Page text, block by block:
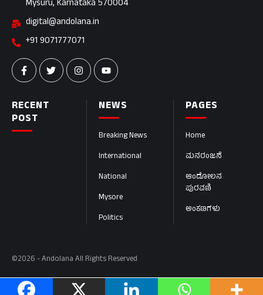
PAGES
Home
ಮನರಂಜನೆ
ಆಂದೋಲನ
ಪುರವಣಿ
ಅಂಕಣಗಳು
NEWS
Breaking News
International
National
Mysore
Politics
RECENT
POST
Mysuru, Karnataka 570004
digital@andolana.in
+91 9071777071
©2026 - Andolana All Rights Reserved